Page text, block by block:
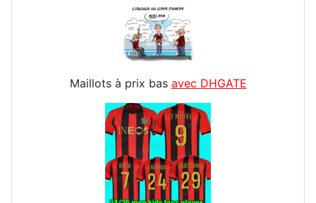
Maillots à prix bas avec DHGATE